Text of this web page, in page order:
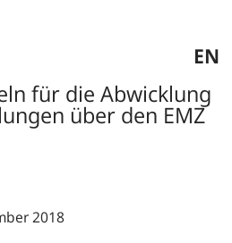
EN
für die Abwicklung
über den EMZ
2018